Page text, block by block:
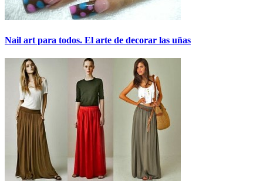
Nail art para todos. El arte de decorar las uñas